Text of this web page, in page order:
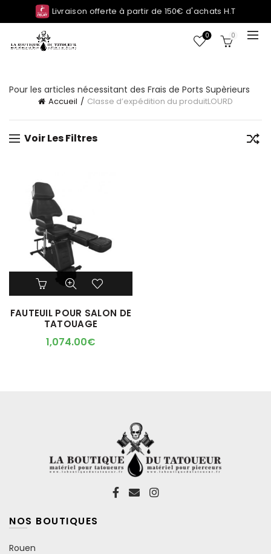
Livraison offerte à partir de 150€ d'achats H.T
0 0
Pour les articles nécessitant des Frais de Ports Supèrieurs
Accueil Classe d’expédition du produitLOURD
Voir Les Filtres
Ce
produit
plusieurs
variations.
Les
FAUTEUIL POUR SALON DE
TATOUAGE
1,074.00€
NOS BOUTIQUES
Rouen